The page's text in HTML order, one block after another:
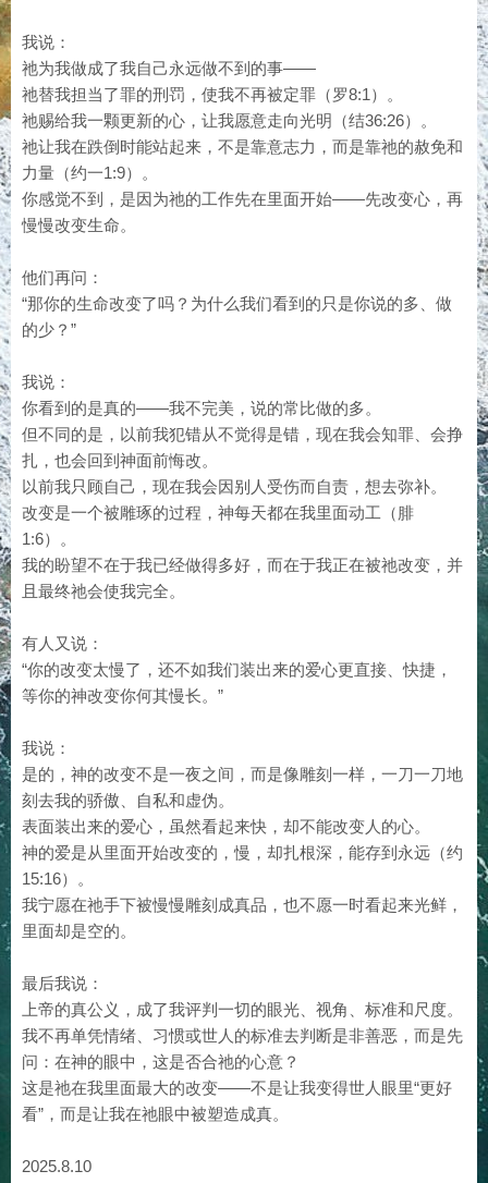
我说：
祂为我做成了我自己永远做不到的事——
祂替我担当了罪的刑罚，使我不再被定罪（罗8:1）。
祂赐给我一颗更新的心，让我愿意走向光明（结36:26）。
祂让我在跌倒时能站起来，不是靠意志力，而是靠祂的赦免和
力量（约一1:9）。
你感觉不到，是因为祂的工作先在里面开始——先改变心，再
慢慢改变生命。
他们再问：
“那你的生命改变了吗？为什么我们看到的只是你说的多、做
的少？”
我说：
你看到的是真的——我不完美，说的常比做的多。
但不同的是，以前我犯错从不觉得是错，现在我会知罪、会挣
扎，也会回到神面前悔改。
以前我只顾自己，现在我会因别人受伤而自责，想去弥补。
改变是一个被雕琢的过程，神每天都在我里面动工（腓
1:6）。
我的盼望不在于我已经做得多好，而在于我正在被祂改变，并
且最终祂会使我完全。
有人又说：
“你的改变太慢了，还不如我们装出来的爱心更直接、快捷，
等你的神改变你何其慢长。”
我说：
是的，神的改变不是一夜之间，而是像雕刻一样，一刀一刀地
刻去我的骄傲、自私和虚伪。
表面装出来的爱心，虽然看起来快，却不能改变人的心。
神的爱是从里面开始改变的，慢，却扎根深，能存到永远（约
15:16）。
我宁愿在祂手下被慢慢雕刻成真品，也不愿一时看起来光鲜，
里面却是空的。
最后我说：
上帝的真公义，成了我评判一切的眼光、视角、标准和尺度。
我不再单凭情绪、习惯或世人的标准去判断是非善恶，而是先
问：在神的眼中，这是否合祂的心意？
这是祂在我里面最大的改变——不是让我变得世人眼里“更好
看”，而是让我在祂眼中被塑造成真。
2025.8.10